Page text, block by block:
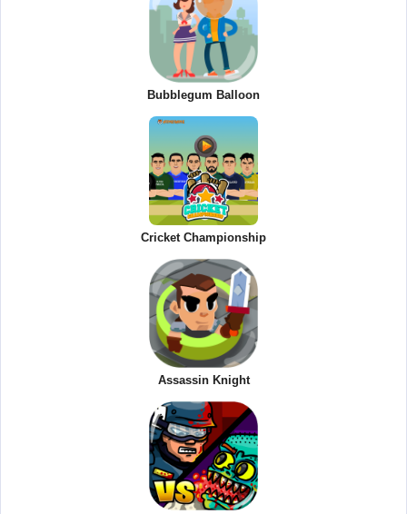
Bubblegum Balloon
Cricket Championship
Assassin Knight